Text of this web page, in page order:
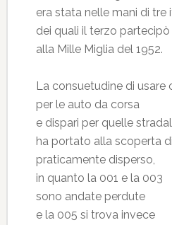
era stata nelle mani di tre
dei quali il terzo partecipò
alla Mille Miglia del 1952.
La consuetudine di usare
per le auto da corsa
e dispari per quelle
ha portato alla scoperta
praticamente disperso,
in quanto la 001 e la 003
sono andate perdute
e la 005 si trova invece